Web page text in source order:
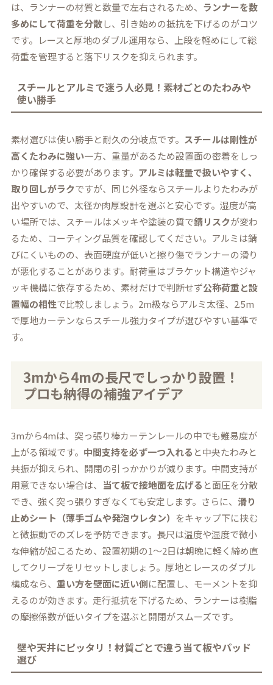
は、ランナーの材質と数量で左右されるため、 ランナーを数
多めにして荷重を分散し、引き始めの抵抗を下げるのがコツ
です。レースと厚地のダブル運用なら、上段を軽めにして総
荷重を管理すると落下リスクを抑えられます。
スチールとアルミで迷う人必見！素材ごとのたわみや
使い勝手
素材選びは使い勝手と耐久の分岐点です。 スチールは剛性が
高くたわみに強い一方、重量があるため設置面の密着をしっ
かり確保する必要があります。 アルミは軽量で扱いやすく、
取り回しがラクですが、同じ外径ならスチールよりたわみが
出やすいので、太径か肉厚設計を選ぶと安心です。湿度が高
い場所では、スチールはメッキや塗装の質で錆リスクが変わ
るため、コーティング品質を確認してください。アルミは錆
びにくいものの、表面硬度が低いと擦り傷でランナーの滑り
が悪化することがあります。耐荷重はブラケット構造やジャ
ッキ機構に依存するため、素材だけで判断せず公称荷重と設
置幅の相性で比較しましょう。2m級ならアルミ太径、2.5m
で厚地カーテンならスチール強力タイプが選びやすい基準で
す。
3mから4mの長尺でしっかり設置！
プロも納得の補強アイデア
3mから4mは、突っ張り棒カーテンレールの中でも難易度が
上がる領域です。 中間支持を必ず一つ入れる と中央たわみと
共振が抑えられ、開閉の引っかかりが減ります。中間支持が
用意できない場合は、 当て板で接地面を広げる と面圧を分散
でき、強く突っ張りすぎなくても安定します。さらに、滑り
止めシート（薄手ゴムや発泡ウレタン） をキャップ下に挟む
と微振動でのズレを予防できます。長尺は温度や湿度で微小
な伸縮が起こるため、設置初期の1～2日は朝晩に軽く締め直
してクリープをリセットしましょう。厚地とレースのダブル
構成なら、重い方を壁面に近い側に配置し、モーメントを抑
えるのが効きます。走行抵抗を下げるため、ランナーは樹脂
の摩擦係数が低いタイプを選ぶと開閉がスムーズです。
壁や天井にピッタリ！材質ごとで違う当て板やパッド
選び